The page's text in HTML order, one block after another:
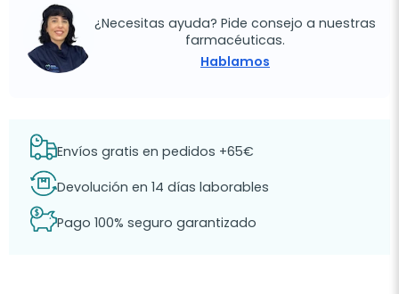
¿Necesitas ayuda? Pide consejo a nuestras
farmacéuticas.
Hablamos
Envíos gratis en pedidos +65€
Devolución en 14 días laborables
Pago 100% seguro garantizado